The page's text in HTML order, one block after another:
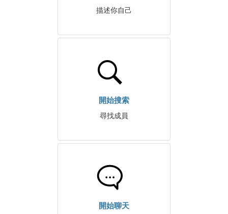
描述你自己
開始搜索
尋找成員
開始聊天